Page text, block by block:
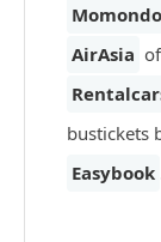
Momondo
AirAsia of
bustickets
Easybook